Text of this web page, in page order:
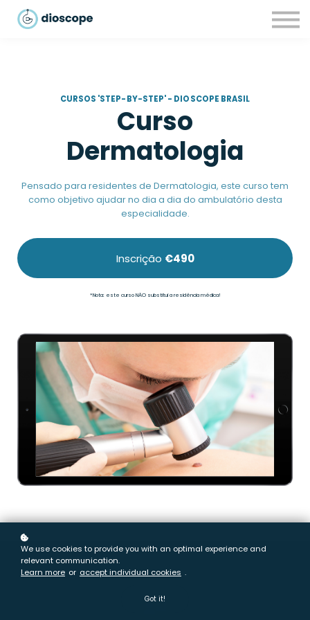
CURSOS 'STEP-BY-STEP' - DIOSCOPE BRASIL
Curso
Dermatologia
Pensado para residentes de Dermatologia, este curso tem
como objetivo ajudar no dia a dia do ambulatório desta
especialidade.
Inscrição €490
*Nota: este curso NÃO substitui a residência médica!
We use cookies to provide you with an optimal experience and
relevant communication.
Learn more or accept individual cookies .
Got it!